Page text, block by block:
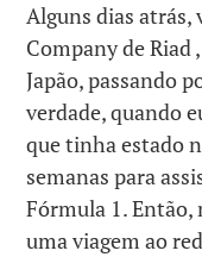
Alguns dias atrás,
Company de Riad
Japão, passando
verdade, quando
que tinha estado
semanas para
Fórmula 1. Então,
uma viagem ao